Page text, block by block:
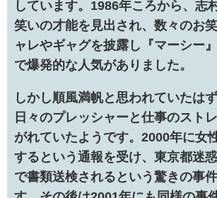
しています。1986年ころから、志
笑いの才能を見出され、数々のお
ャレやギャグを披露し『マーシー
で爆発的な人気がありました。
しかし順風満帆と思われていたは
日々のプレッシャーと仕事のスト
がれていたようです。2000年に女
するという通報を受け、東京都迷
で書類送検されるという驚きの事